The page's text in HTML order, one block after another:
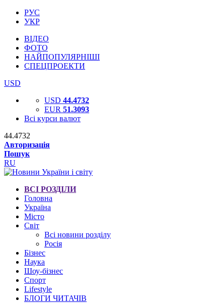
РУС
УКР
ВІДЕО
ФОТО
НАЙПОПУЛЯРНІШІ
СПЕЦПРОЕКТИ
USD
USD 44.4732
EUR 51.3093
Всі курси валют
44.4732
Авторизація
Пошук
RU
ВСІ РОЗДІЛИ
Головна
Україна
Місто
Світ
Всі новини розділу
Росія
Бізнес
Наука
Шоу-бізнес
Спорт
Lifestyle
БЛОГИ ЧИТАЧІВ